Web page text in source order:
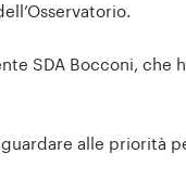
SDA Bocconi, che
alle priorità